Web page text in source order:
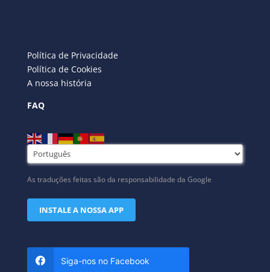
Política de Privacidade
Política de Cookies
A nossa história
FAQ
As traduções feitas são da responsabilidade da Google
INSTALE A NOSSA APP
Siga-nos no Facebook